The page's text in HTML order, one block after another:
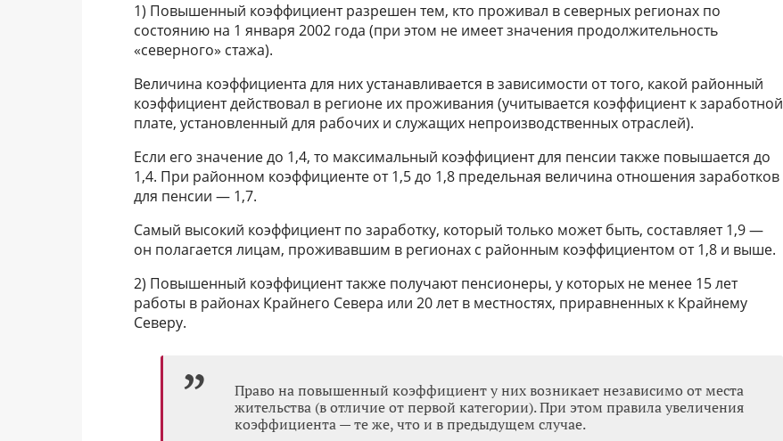
1) Повышенный коэффициент разрешен тем, кто проживал в северных регионах по
состоянию на 1 января 2002 года (при этом не имеет значения продолжительность
«северного» стажа).
Величина коэффициента для них устанавливается в зависимости от того, какой районный
коэффициент действовал в регионе их проживания (учитывается коэффициент к заработной
плате, установленный для рабочих и служащих непроизводственных отраслей).
Если его значение до 1,4, то максимальный коэффициент для пенсии также повышается до
1,4. При районном коэффициенте от 1,5 до 1,8 предельная величина отношения заработков
для пенсии — 1,7.
Самый высокий коэффициент по заработку, который только может быть, составляет 1,9 —
он полагается лицам, проживавшим в регионах с районным коэффициентом от 1,8 и выше.
2) Повышенный коэффициент также получают пенсионеры, у которых не менее 15 лет
работы в районах Крайнего Севера или 20 лет в местностях, приравненных к Крайнему
Северу.
Право на повышенный коэффициент у них возникает независимо от места
жительства (в отличие от первой категории). При этом правила увеличения
коэффициента — те же, что и в предыдущем случае.